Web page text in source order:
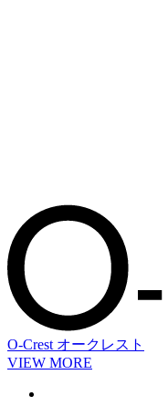
O-Crest オークレスト
VIEW MORE